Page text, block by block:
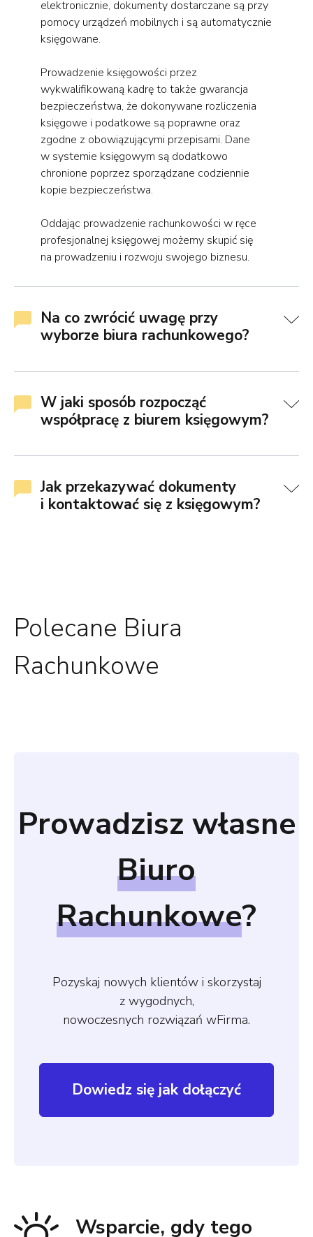
elektronicznie, dokumenty dostarczane są przy
pomocy urządzeń mobilnych i są automatycznie
księgowane.
Prowadzenie księgowości przez
wykwalifikowaną kadrę to także gwarancja
bezpieczeństwa, że dokonywane rozliczenia
księgowe i podatkowe są poprawne oraz
zgodne z obowiązującymi przepisami. Dane
w systemie księgowym są dodatkowo
chronione poprzez sporządzane codziennie
kopie bezpieczeństwa.
Oddając prowadzenie rachunkowości w ręce
profesjonalnej księgowej możemy skupić się
na prowadzeniu i rozwoju swojego biznesu.
Na co zwrócić uwagę przy
wyborze biura rachunkowego?
W jaki sposób rozpocząć
współpracę z biurem księgowym?
Jak przekazywać dokumenty
i kontaktować się z księgowym?
Polecane Biura
Rachunkowe
Prowadzisz własne
Biuro
Rachunkowe?
Pozyskaj nowych klientów i skorzystaj
z wygodnych,
nowoczesnych rozwiązań wFirma.
Dowiedz się jak dołączyć
Wsparcie, gdy tego